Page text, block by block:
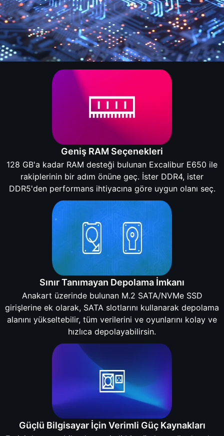
Geniş RAM Seçenekleri
128 GB'a kadar RAM desteği bulunan Excalibur E650 ile
rakiplerinin bir adım önüne geç. İster DDR4, ister
DDR5'den performans ihtiyacına göre uygun olanı seç.
Sınır Tanımayan Depolama İmkanı
Anakart üzerinde bulunan M.2 SATA/NVMe SSD
girişlerine ek olarak, SATA slotlarını kullanarak depolama
alanını yükseltebilir, tüm verilerini ve oyunlarını kolay ve
hızlıca depolayabilirsin.
Güçlü Bilgisayar İçin Verimli Güç Kaynakları